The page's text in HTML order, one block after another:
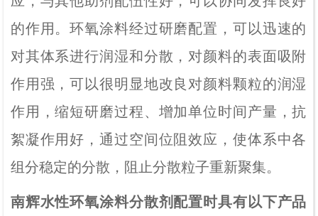
的作用。环氧涂料经过研磨配置，可以迅速的
对其体系进行润湿和分散，对颜料的表面吸附
作用强，可以很明显地改良对颜料颗粒的润湿
作用，缩短研磨过程、增加单位时间产量，抗
絮凝作用好，通过空间位阻效应，使体系中各
组分稳定的分散，阻止分散粒子重新聚集。
南辉水性环氧涂料分散剂配置时具有以下产品